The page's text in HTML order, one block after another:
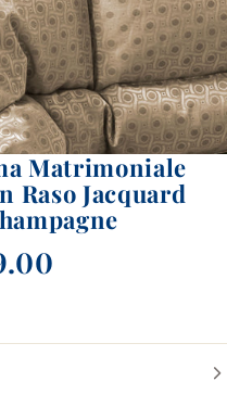
Matrimoniale
Raso Jacquard